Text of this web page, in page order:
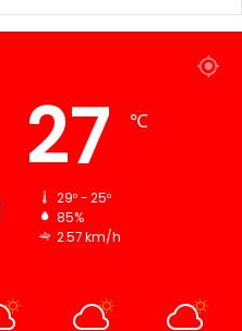
27 ℃
29º - 25º
85%
2.57 km/h